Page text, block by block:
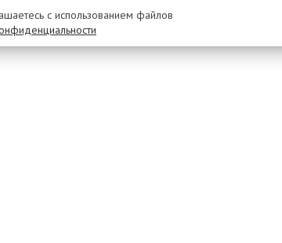
с использованием файлов